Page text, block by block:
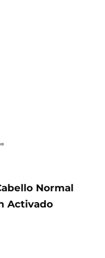
item 1
item 2
to item 3
to item 4
to item 5
Go to item 6
Normal
Activado